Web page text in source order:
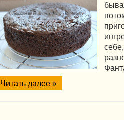
Читать далее »